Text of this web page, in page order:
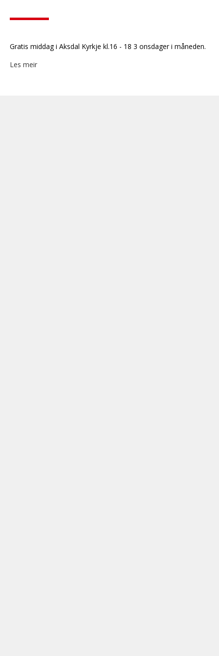
Gratis middag i Aksdal Kyrkje kl.16 - 18 3 onsdager i måneden.
Les meir